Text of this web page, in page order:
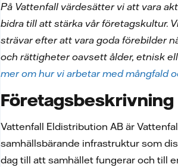
På Vattenfall värdesätter vi att vara
bidra till att stärka vår företagskultur.
strävar efter att vara goda förebilder
och rättigheter oavsett ålder, etnisk
mer om hur vi arbetar med mångfald
Företagsbeskrivning
Vattenfall Eldistribution AB är
samhällsbärande infrastruktur som
dag till att samhället fungerar och till